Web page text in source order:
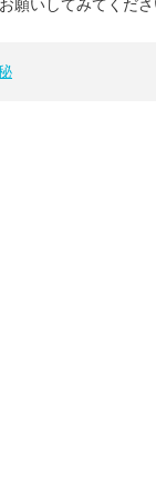
願いしてみてくだ